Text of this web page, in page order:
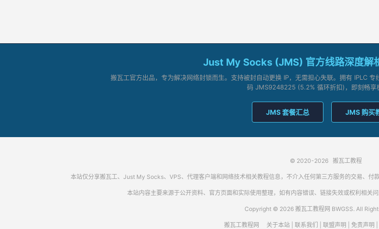
Just My Socks (JMS) 官方线路深度解
搬瓦工官方出品，专为解决网络封锁而生。支持被封自动更换 IP，无需担心失联。拥有 IPLC
码 JMS9248225 (5.2% 循环折扣)，即刻畅享
JMS 套餐汇总 JMS 购买
© 2020-2026 搬瓦工教程
本站仅分享搬瓦工、Just My Socks、VPS、代理客户端和网络技术相关教程信息，不介入任何第三方服务的交易、付
本站内容主要来源于公开资料、官方页面和实际使用整理，如有内容错误、链接失效或权利相关
Copyright © 2026 搬瓦工教程网 BWGSS. All
搬瓦工教程网 关于本站| 联系我们 联盟声明 免责声明